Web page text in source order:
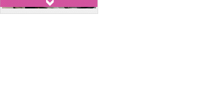
Xe 16 chỗ - Hyundai Solati